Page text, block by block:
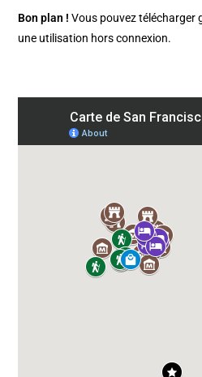
Bon plan ! Vous pouvez télécharger
une utilisation hors connexion.